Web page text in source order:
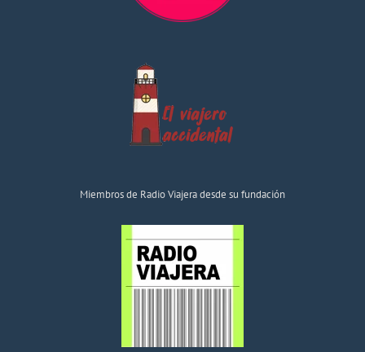
Miembros de Radio Viajera desde su fundación